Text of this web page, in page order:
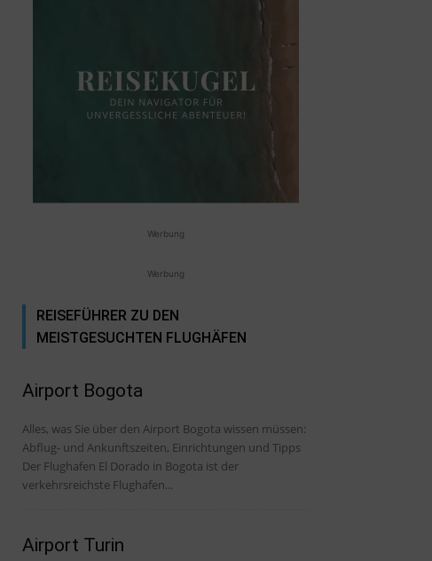
Werbung
Werbung
REISEFÜHRER ZU DEN
MEISTGESUCHTEN FLUGHÄFEN
Airport Bogota
Alles, was Sie über den Airport Bogota wissen müssen:
Abflug- und Ankunftszeiten, Einrichtungen und Tipps
Der Flughafen El Dorado in Bogota ist der
verkehrsreichste Flughafen...
Airport Turin